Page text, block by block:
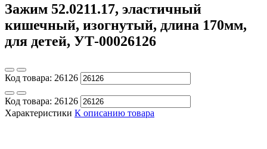
Зажим 52.0211.17, эластичный
кишечный, изогнутый, длина 170мм,
для детей, УТ-00026126
Код товара: 26126
Код товара: 26126
Характеристики К описанию товара